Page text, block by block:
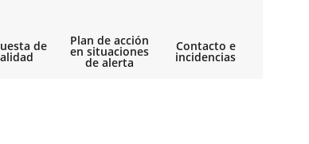
de Plan de acción
en situaciones
de alerta
Contacto e
incidencias